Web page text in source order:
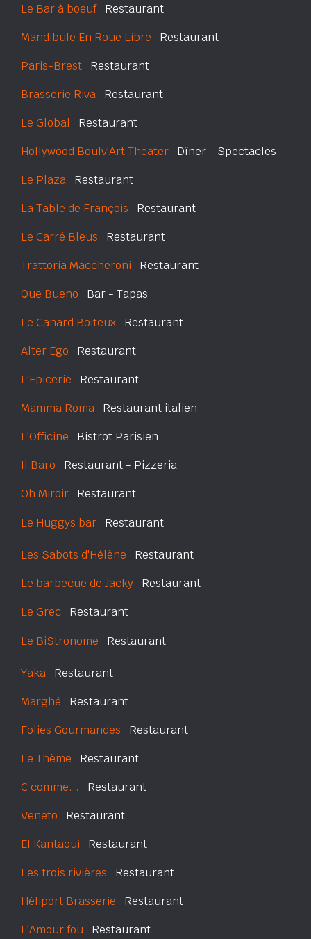
Le Bar à boeufRestaurant
Mandibule En Roue Libre Restaurant
Paris-Brest Restaurant
Brasserie Riva Restaurant
Le Global Restaurant
Hollywood Boulv'Art Theater Dîner - Spectacles
Le Plaza Restaurant
La Table de François Restaurant
Le Carré Bleus Restaurant
Trattoria Maccheroni Restaurant
Que Bueno Bar - Tapas
Le Canard Boiteux Restaurant
Alter Ego Restaurant
L'Epicerie Restaurant
Mamma Roma Restaurant italien
L'Officine Bistrot Parisien
Il Baro Restaurant - Pizzeria
Oh Miroir Restaurant
Le Huggys bar Restaurant
Les Sabots d'Hélène Restaurant
Le barbecue de Jacky Restaurant
Le Grec Restaurant
Le BiStronome Restaurant
Yaka Restaurant
Marghé Restaurant
Folies Gourmandes Restaurant
Le Thème Restaurant
C comme... Restaurant
Veneto Restaurant
El Kantaoui Restaurant
Les trois rivières Restaurant
Héliport Brasserie Restaurant
L'Amour fou Restaurant